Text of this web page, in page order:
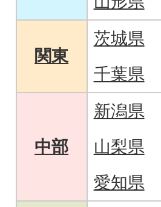
関東
茨城県
千葉県
中部
新潟県
山梨県
愛知県